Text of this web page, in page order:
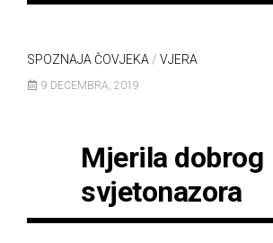
SPOZNAJA ČOVJEKA / VJERA
9 DECEMBRA, 2019
Mjerila dobrog
svjetonazora